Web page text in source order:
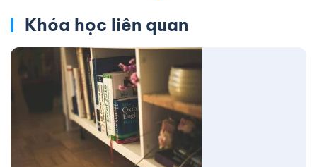
Khóa học liên quan